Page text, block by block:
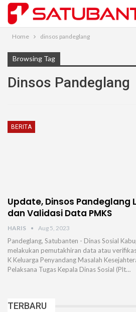
Home dinsos pandeglang
Browsing Tag
Dinsos Pandeglang
BERITA
Update, Dinsos Pandeglang
dan Validasi Data PMKS
HARIS Aug 5, 2023
Pandeglang, Satubanten - Dinas Sosial
melakukan pemutakhiran data atau
K Keluarga Penyandang Masalah
Pelaksana Tugas Kepala Dinas Sosial (Plt…
TERBARU